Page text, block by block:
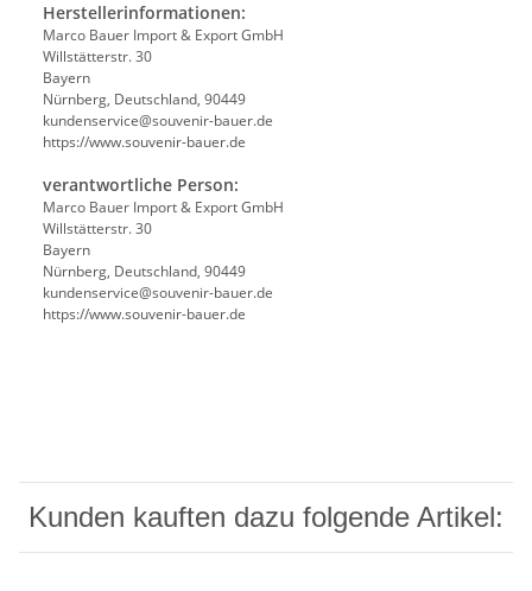
Herstellerinformationen:
Marco Bauer Import & Export GmbH
Willstätterstr. 30
Bayern
Nürnberg, Deutschland, 90449
kundenservice@souvenir-bauer.de
https://www.souvenir-bauer.de
verantwortliche Person:
Marco Bauer Import & Export GmbH
Willstätterstr. 30
Bayern
Nürnberg, Deutschland, 90449
kundenservice@souvenir-bauer.de
https://www.souvenir-bauer.de
Kunden kauften dazu folgende Artikel: